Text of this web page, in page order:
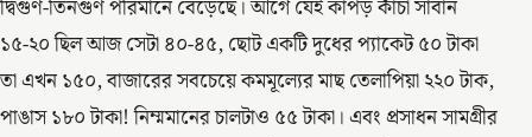
দ্বিগুণ-তিনগুণ পরিমানে বেড়েছে। আগে যেই কাপড় কাঁচা সাবান
১৫-২০ ছিল আজ সেটা ৪০-৪৫, ছোট একটি দুধের প্যাকেট ৫০ টাকা
তা এখন ১৫০, বাজারের সবচেয়ে কমমূল্যের মাছ তেলাপিয়া ২২০ টাক,
পাঙাস ১৮০ টাকা! নিম্মমানের চালটাও ৫৫ টাকা। এবং প্রসাধন সামগ্রীর